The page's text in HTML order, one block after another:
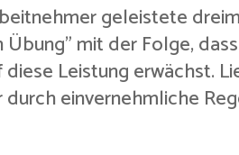
geleistete
mit der Folge,
Leistung erwächst.
einvernehmliche